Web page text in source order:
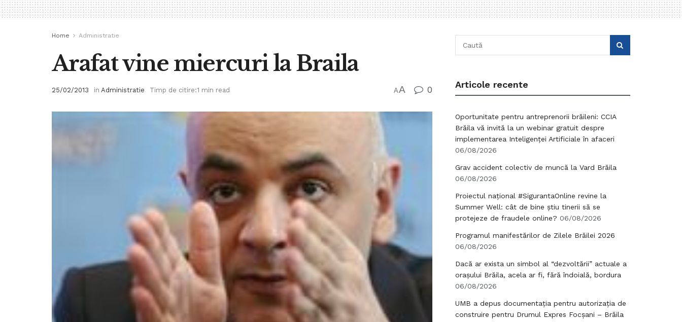
Home Administratie
Arafat vine miercuri la Braila
25/02/2013 in Administratie Timp de citire:1 min read AA 0 Articole recente
Oportunitate pentru antreprenorii brăileni: CCIA
Brăila vă invită la un webinar gratuit despre
implementarea Inteligenței Artificiale în afaceri
06/08/2026
Grav accident colectiv de muncă la Vard Brăila
06/08/2026
Proiectul național #SigurantaOnline revine la
Summer Well: cât de bine știu tinerii să se
protejeze de fraudele online? 06/08/2026
Programul manifestărilor de Zilele Brăilei 2026
06/08/2026
Dacă ar exista un simbol al “dezvoltării” actuale a
orașului Brăila, acela ar fi, fără îndoială, bordura
06/08/2026
UMB a depus documentația pentru autorizația de
construire pentru Drumul Expres Focșani – Brăila